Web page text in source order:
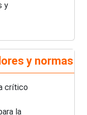
y
y normas
crítico
la